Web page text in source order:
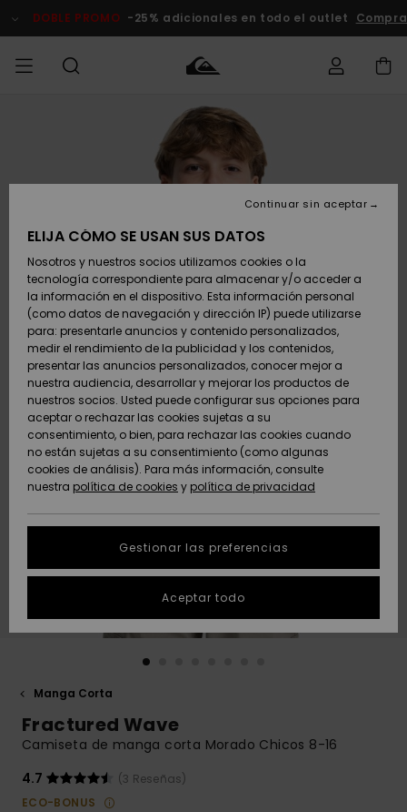
del
DOBLE PROMO -25% adicionales en todo el outlet Comprar
Ropa
Zapatos y
chanclas
Surf
Snow
Novedades
Destacados
Ropa
Zapatos y
chanclas
Surf
Snow
Novedades
Destacados
Shop
Destacados
Snow
SURF
Surf Shop
Hombre
Highlights
Comunidad
SNOW
Tienda
Snow
Hombre
Snow Niños
Tienda
Snow Mujer
Destacados
Comunidad
DOBLE
PROMO
Outlet
Hombre
Outlet
Mujer
AYUDA &
CONTACTO
Accede a tu
pedido
Envio
Devoluciones
Pago
Tarjeta de
regalo
Quiksilver
Freedom
Protección de
datos
personales
Inicia una
conversación
la respuesta
conversación
respuestas a
las preguntas
SOSTENIBILIDAD
Manga Corta
Fractured Wave
Camiseta de manga corta Morado Chicos 8-16
4.7
(3 Reseñas)
ECO-BONUS
ELIJA CÓMO SE USAN SUS DATOS
Nosotros y nuestros socios utilizamos cookies o la
tecnología correspondiente para almacenar y/o acceder a
la información en el dispositivo. Esta información personal
(como datos de navegación y dirección IP) puede utilizarse
para: presentarle anuncios y contenido personalizados,
medir el rendimiento de la publicidad y los contenidos,
presentar las anuncios personalizados, conocer mejor a
nuestra audiencia, desarrollar y mejorar los productos de
nuestros socios. Usted puede configurar sus opciones para
aceptar o rechazar las cookies sujetas a su
consentimiento, o bien, para rechazar las cookies cuando
no están sujetas a su consentimiento (como algunas
cookies de análisis). Para más información, consulte
nuestra política de cookies y política de privacidad
Gestionar las preferencias
Continuar sin aceptar
Aceptar todo